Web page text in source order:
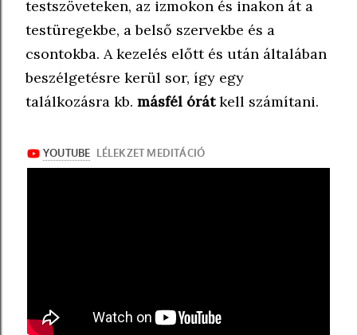
testszöveteken, az izmokon és inakon át a
testüregekbe, a belső szervekbe és a
csontokba. A kezelés előtt és után általában
beszélgetésre kerül sor, így egy
találkozásra kb. másfél órátkell számítani.